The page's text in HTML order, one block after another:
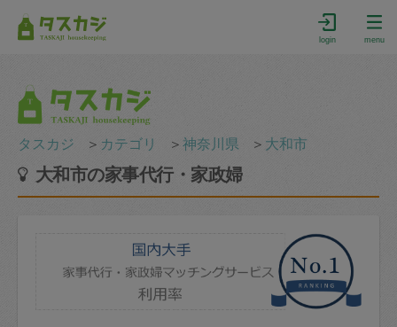
login menu
タスカジ ＞ カテゴリ ＞神奈川県 ＞ 大和市
大和市の家事代行・家政婦